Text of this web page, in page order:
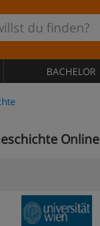
BACHELOR
Online